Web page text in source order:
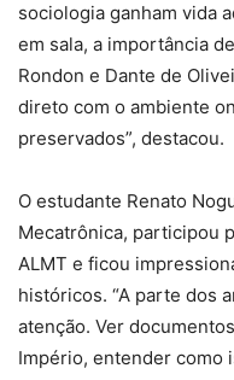
sociologia ganham vida
em sala, a importância
Rondon e Dante de
direto com o ambiente
preservados”, destacou.
O estudante Renato
Mecatrônica, participou
ALMT e ficou
históricos. “A parte dos
atenção. Ver
Império, entender como